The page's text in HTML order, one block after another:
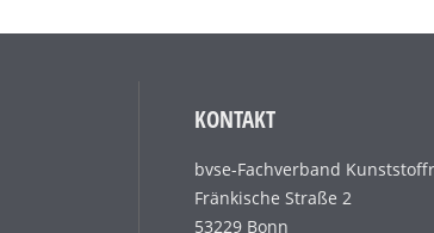
KONTAKT
bvse-Fachverband
Fränkische Straße 2
53229 Bonn